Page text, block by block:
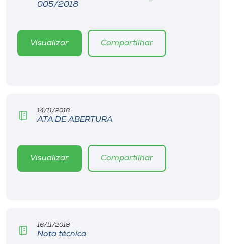
Rádio
Store
Selecione
o idioma
005/2018
Visualizar Compartilhar
14/11/2018
ATA DE ABERTURA
Visualizar Compartilhar
16/11/2018
Nota técnica